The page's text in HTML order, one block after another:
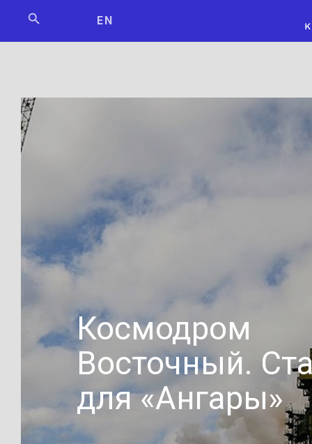
EN
Космодром
Восточный.
для «Ангары»